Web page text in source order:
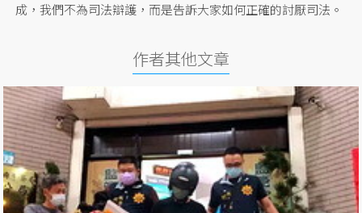
成，我們不為司法辯護，而是告訴大家如何正確的討厭司法。
作者其他文章